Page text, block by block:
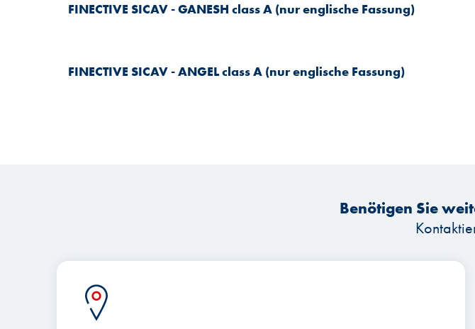
FINECTIVE SICAV - GANESH class A (nur englische Fassung)
FINECTIVE SICAV - ANGEL class A (nur englische Fassung)
Benötigen Sie